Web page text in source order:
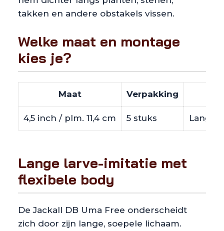
takken en andere obstakels vissen.
Welke maat en montage
kies je?
Maat Verpakking
4,5 inch / plm. 11,4 cm 5 stuks Lange
Lange larve-imitatie met
flexibele body
De Jackall DB Uma Free onderscheidt
zich door zijn lange, soepele lichaam.